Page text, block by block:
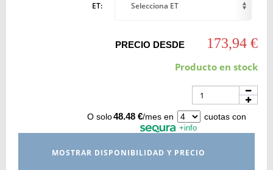
ET: Selecciona ET
PRECIO DESDE 173,94 €
Producto en stock
O solo48.48 €/mes en cuotas con
+info
MOSTRAR DISPONIBILIDAD Y PRECIO